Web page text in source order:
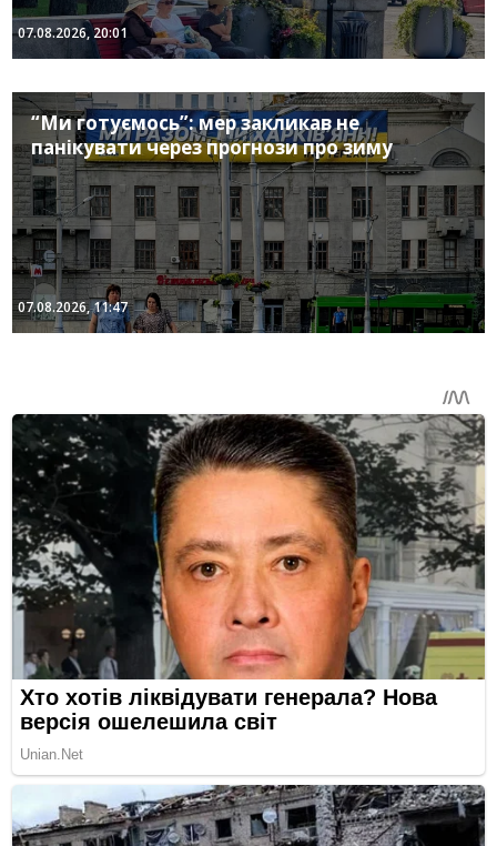
07.08.2026, 20:01
“Ми готуємось”: мер закликав не
панікувати через прогнози про зиму
07.08.2026, 11:47